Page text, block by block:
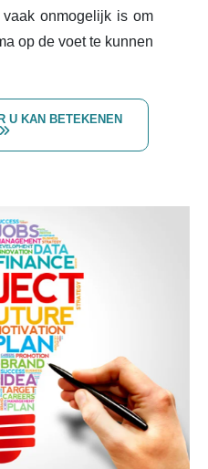
onmogelijk is om
op de voet te kunnen
U KAN BETEKENEN